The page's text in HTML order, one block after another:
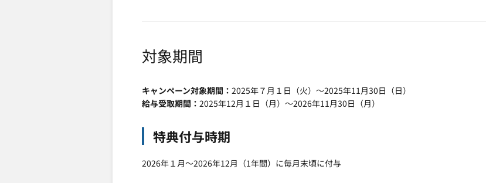
対象期間
キャンペーン対象期間
2025年７月１日（火）～2025年11月30日（日）
給与受取期間
2025年12月１日（月）～2026年11月30日（月）
特典付与時期
2026年１月～2026年12月（1年間）に毎月末頃に付与